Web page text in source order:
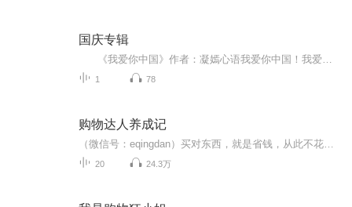
国庆专辑
1 78
购物达人养成记
20 24.3万